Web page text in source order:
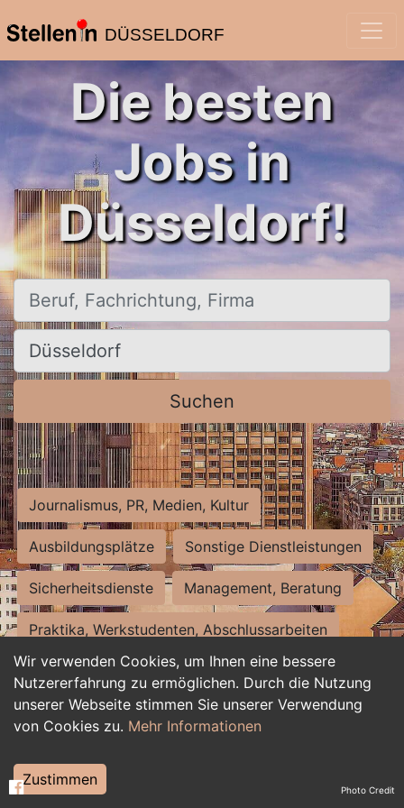
DÜSSELDORF
Wir verwenden Cookies, um Ihnen eine bessere
Nutzererfahrung zu ermöglichen. Durch die Nutzung
unserer Webseite stimmen Sie unserer Verwendung
von Cookies zu. Mehr Informationen
Zustimmen
Die besten
Jobs in
Düsseldorf!
Beruf, Fachrichtung, Firma
Ort, Stadt
Suchen
Journalismus, PR, Medien, Kultur
Ausbildungsplätze Sonstige Dienstleistungen
Sicherheitsdienste Management, Beratung
Praktika, Werkstudenten, Abschlussarbeiten
Personalwesen Assistenz, Sekretariat
Hilfskräfte, Aushilfs- und Nebenjobs
Weiterbildung, Studium, duale Ausbildung Photo Credit